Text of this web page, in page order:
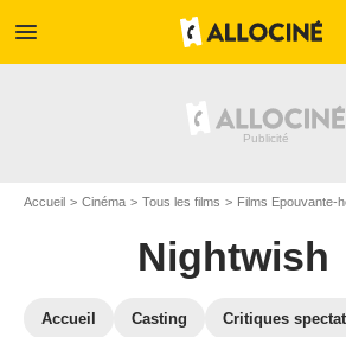
menu
Accueil Cinéma Tous les films Films Epouvante-
Nightwish
Accueil Casting Critiques